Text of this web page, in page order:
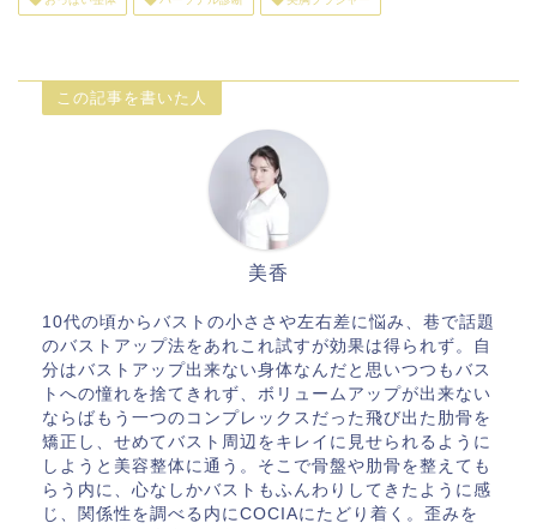
この記事を書いた人
美香
10代の頃からバストの小ささや左右差に悩み、巷で話題
のバストアップ法をあれこれ試すが効果は得られず。自
分はバストアップ出来ない身体なんだと思いつつもバス
トへの憧れを捨てきれず、ボリュームアップが出来ない
ならばもう一つのコンプレックスだった飛び出た肋骨を
矯正し、せめてバスト周辺をキレイに見せられるように
しようと美容整体に通う。そこで骨盤や肋骨を整えても
らう内に、心なしかバストもふんわりしてきたように感
じ、関係性を調べる内にCOCIAにたどり着く。歪みを